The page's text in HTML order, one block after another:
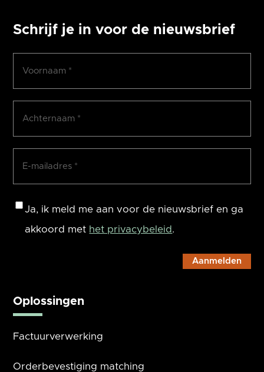
Schrijf je in voor de nieuwsbrief
Consent
Ja, ik meld me aan voor de nieuwsbrief en ga
akkoord met het privacybeleid.
Oplossingen
Factuurverwerking
Orderbevestiging matching